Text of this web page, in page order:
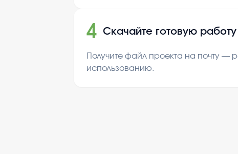
4 Скачайте готовую работу
Получите файл проекта на почту —
использованию.